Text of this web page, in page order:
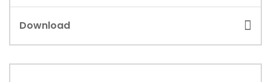
Download